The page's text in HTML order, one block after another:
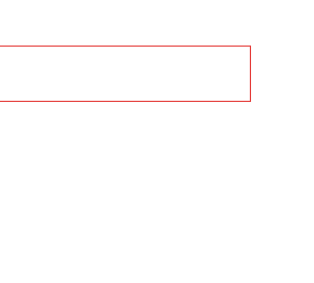
智联航空：无人机赋能应急救援与医疗运